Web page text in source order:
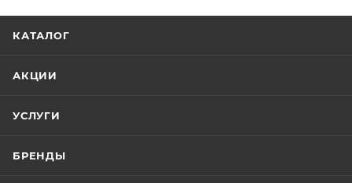
КАТАЛОГ
АКЦИИ
УСЛУГИ
БРЕНДЫ